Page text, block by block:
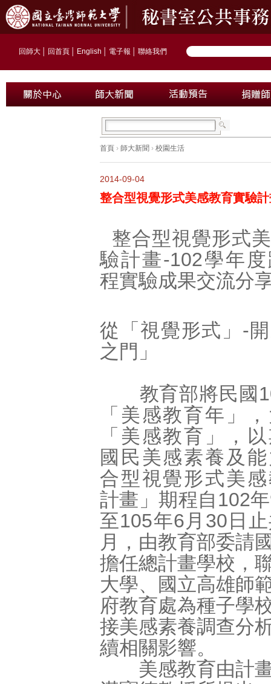
回師大 回首頁 English 電子報 聯絡我們
首頁 › 師大新聞 › 校園生活
2014-09-04
整合型視覺形式美感教育實驗
整合型視覺形式
驗計畫-102學年
程實驗成果交流分
從「視覺形式」-
之門」
教育部將民國
「美感教育年」
「美感教育」，
國民美感素養及
合型視覺形式美
計畫」期程自102
至105年6月30日
月，由教育部委請
擔任總計畫學校，
大學、國立高雄師
府教育處為種子學
接美感素養調查分
續相關影響。
美感教育由計畫